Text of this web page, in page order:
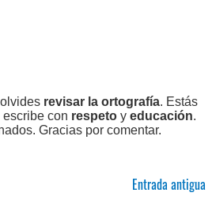
revisar la ortografía. Estás
escribe con respeto y educación.
Gracias por comentar.
Entrada antigua